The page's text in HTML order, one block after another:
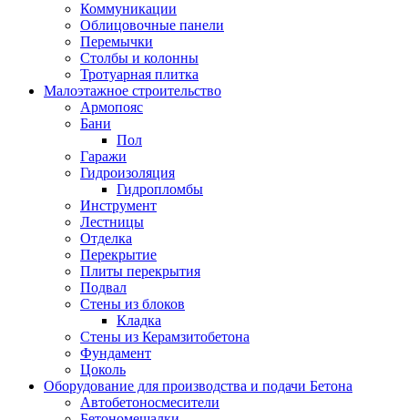
Коммуникации
Облицовочные панели
Перемычки
Столбы и колонны
Тротуарная плитка
Малоэтажное строительство
Армопояс
Бани
Пол
Гаражи
Гидроизоляция
Гидропломбы
Инструмент
Лестницы
Отделка
Перекрытие
Плиты перекрытия
Подвал
Стены из блоков
Кладка
Стены из Керамзитобетона
Фундамент
Цоколь
Оборудование для производства и подачи Бетона
Автобетоносмесители